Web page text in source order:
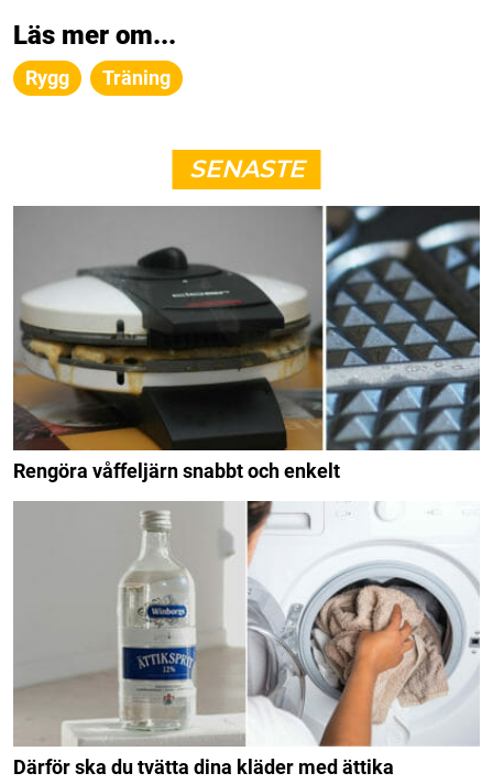
Läs mer om...
Rygg Träning
SENASTE
Rengöra våffeljärn snabbt och enkelt
Därför ska du tvätta dina kläder med ättika